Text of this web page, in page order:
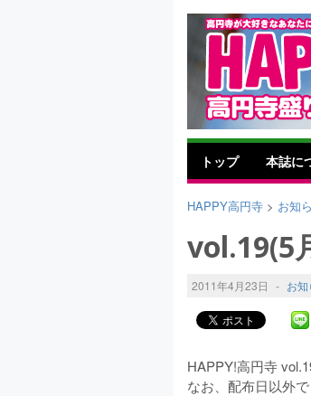
トップ 本誌に
HAPPY高円寺 > お知
vol.19(5
2011年4月23日 - お
HAPPY!高円寺
なお、配布日以外で